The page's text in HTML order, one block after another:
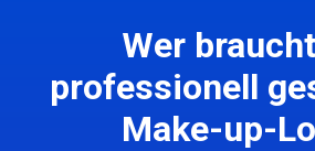
Wer
professionell
Make-up-